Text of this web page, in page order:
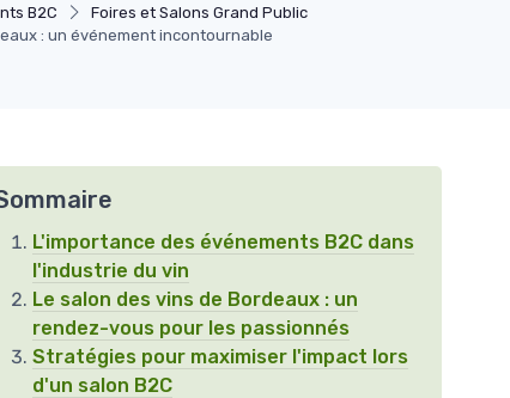
B2C
Foires et Salons Grand Public
: un événement incontournable
L'importance des événements B2C dans
l'industrie du vin
Le salon des vins de Bordeaux : un
rendez-vous pour les passionnés
Stratégies pour maximiser l'impact lors
d'un salon B2C